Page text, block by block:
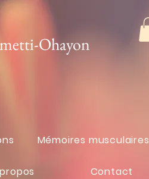
Ohayon
Mémoires musculaires
Contact